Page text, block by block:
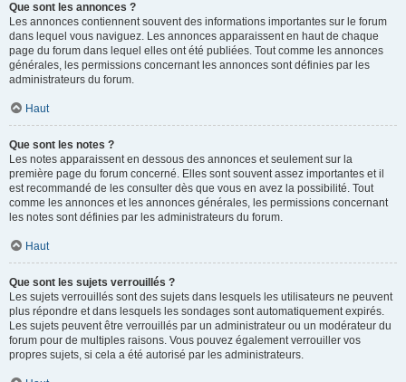
Que sont les annonces ?
Les annonces contiennent souvent des informations importantes sur le forum
dans lequel vous naviguez. Les annonces apparaissent en haut de chaque
page du forum dans lequel elles ont été publiées. Tout comme les annonces
générales, les permissions concernant les annonces sont définies par les
administrateurs du forum.
Haut
Que sont les notes ?
Les notes apparaissent en dessous des annonces et seulement sur la
première page du forum concerné. Elles sont souvent assez importantes et il
est recommandé de les consulter dès que vous en avez la possibilité. Tout
comme les annonces et les annonces générales, les permissions concernant
les notes sont définies par les administrateurs du forum.
Haut
Que sont les sujets verrouillés ?
Les sujets verrouillés sont des sujets dans lesquels les utilisateurs ne peuvent
plus répondre et dans lesquels les sondages sont automatiquement expirés.
Les sujets peuvent être verrouillés par un administrateur ou un modérateur du
forum pour de multiples raisons. Vous pouvez également verrouiller vos
propres sujets, si cela a été autorisé par les administrateurs.